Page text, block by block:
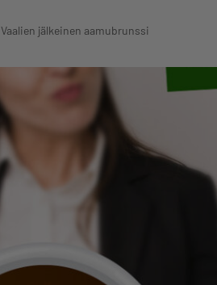
Vaalien jälkeinen aamubrunssi